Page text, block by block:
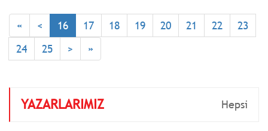
Perşembe yönetmelik,
genelge ve tebliğler
« < 16 17 18 19 20 21 22
23
24
25 > »
YAZARLARIMIZ Hepsi